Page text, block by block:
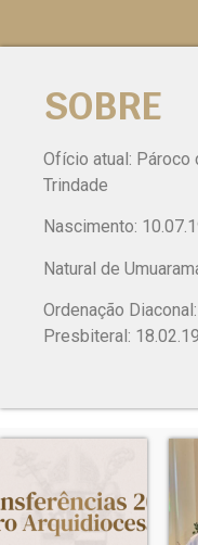
SOBRE
Ofício atual: Pároco
Trindade
Nascimento:
Natural de
Ordenação
Presbiteral: